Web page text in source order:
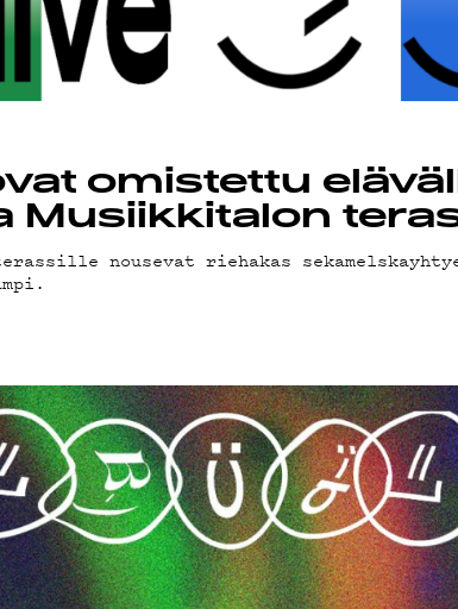
omistettu
Musiikkitalon
nousevat riehakas